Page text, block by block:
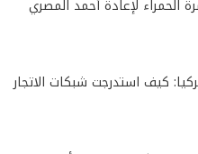
الحمراء لإعادة أحمد المصري
كيف استدرجت شبكات الاتجار